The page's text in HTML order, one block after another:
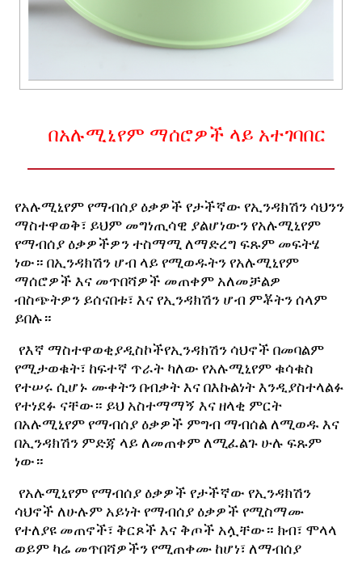
በአሉሚኒየም ማሰሮዎች ላይ አተገባበር
የአሉሚኒየም የማብሰያ ዕቃዎች የታችኛው የኢንዳክሽን ሳህንን
ማስተዋወቅ፣ ይህም መግነጢሳዊ ያልሆነውን የአሉሚኒየም
የማብሰያ ዕቃዎችዎን ተስማሚ ለማድረግ ፍጹም መፍትሄ
ነው። በኢንዳክሽን ሆብ ላይ የሚወዱትን የአሉሚኒየም
ማሰሮዎች እና መጥበሻዎች መጠቀም አለመቻልዎ
ብስጭትዎን ይሰናበቱ፣ እና የኢንዳክሽን ሆብ ምቾትን ሰላም
ይበሉ።
የእኛ ማስተዋወቂያዲስኮችየኢንዳክሽን ሳህኖች በመባልም
የሚታወቁት፣ ከፍተኛ ጥራት ካለው የአሉሚኒየም ቁሳቁስ
የተሠሩ ሲሆኑ ሙቀትን በብቃት እና በእኩልነት እንዲያስተላልፉ
የተነደፉ ናቸው። ይህ አስተማማኝ እና ዘላቂ ምርት
በአሉሚኒየም የማብሰያ ዕቃዎች ምግብ ማብሰል ለሚወዱ እና
በኢንዳክሽን ምድጃ ላይ ለመጠቀም ለሚፈልጉ ሁሉ ፍጹም
ነው።
የአሉሚኒየም የማብሰያ ዕቃዎች የታችኛው የኢንዳክሽን
ሳህኖች ለሁሉም አይነት የማብሰያ ዕቃዎች የሚስማሙ
የተለያዩ መጠኖች፣ ቅርጾች እና ቅጦች አሏቸው። ክብ፣ ሞላላ
ወይም ካሬ መጥበሻዎችን የሚጠቀሙ ከሆነ፣ ለማብሰያ